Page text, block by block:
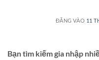
ĐĂNG VÀO 11
Bạn tìm kiếm gia nhập